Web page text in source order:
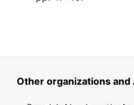
Other organizations and